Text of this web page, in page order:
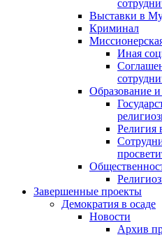
Выставки в
Криминал
Иная
Образование и
Религия
Завершенные проекты
Демократия в осаде
Новости
Архив